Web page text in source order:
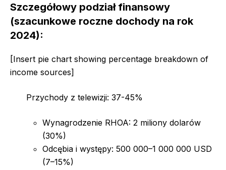
Szczegółowy podział finansowy
(szacunkowe roczne dochody na rok
2024):
[Insert pie chart showing percentage breakdown of
income sources]
Przychody z telewizji: 37-45%
Wynagrodzenie RHOA: 2 miliony dolarów
(30%)
Odcębia i występy: 500 000–1 000 000 USD
(7–15%)